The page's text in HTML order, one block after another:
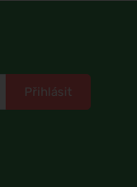
Přihlásit